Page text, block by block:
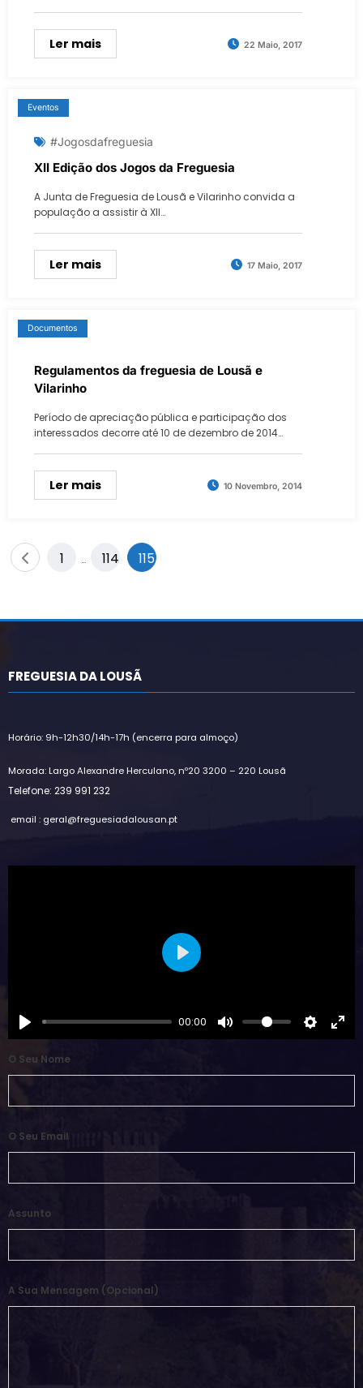
Ler mais 22 Maio, 2017
Eventos
#jogosdafreguesia
XII Edição dos Jogos da Freguesia
A Junta de Freguesia de Lousã e Vilarinho convida a
população a assistir à XII…
Ler mais 17 Maio, 2017
Documentos
Regulamentos da freguesia de Lousã e
Vilarinho
Período de apreciação pública e participação dos
interessados decorre até 10 de dezembro de 2014…
Ler mais 10 Novembro, 2014
Paginação
1 … 114 115
FREGUESIA DA LOUSÃ
Horário: 9h-12h30/14h-17h (encerra para almoço)
Morada: Largo Alexandre Herculano, nº20 3200 – 220 Lousã
Telefone: 239 991 232
email : geral@freguesiadalousan.pt
00:00
Play
O Seu Nome
O Seu Email
Assunto
A Sua Mensagem (opcional)